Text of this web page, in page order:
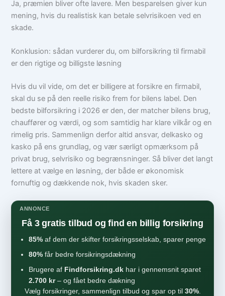
Ja, præmien bliver ofte lavere. Men besparelsen giver kun
mening, hvis du realistisk kan betale selvrisikoen ved en
skade.
Konklusion: sådan vurderer du, om bilforsikring til firmabil
er den rigtige og billigste løsning
Hvis du vil vide, om det er billigere at forsikre en firmabil,
skal du se på den reelle risiko frem for bilens label. Den
bedste bilforsikring i 2026 er den, der matcher bilens brug,
chauffører og værdi, og som samtidig har klare vilkår og en
rimelig pris. Sammenlign derfor altid ansvar, delkasko og
kasko på ens grundlag, og vær særligt opmærksom på
privat brug, selvrisiko og begrænsninger. Så bliver det langt
lettere at vælge en løsning, der både er økonomisk
fornuftig og dækkende nok, hvis skaden sker.
ANNONCE
Få 3 gratis tilbud og find en billig forsikring
85% af dem der skifter forsikringsselskab, sparer penge
80% får bedre forsikringsdækning
Brugere af Findforsikring.dk har i gennemsnit sparet
2.700 kr– og fået bedre dækning
Vælg forsikringer, sammenlign tilbud og spar op til 30%.